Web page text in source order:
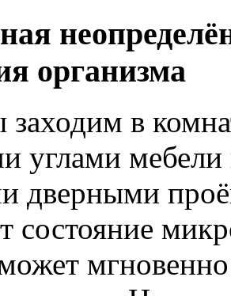
организма
заходим в
углами мебели
дверными
состояние